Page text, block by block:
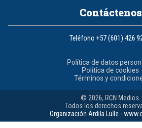
Contáctenos
Teléfono +57 (601) 426
Política de datos
Política de cookies
Términos y
© 2026, RCN Medios.
Todos los derechos
Organización Ardila Lülle -